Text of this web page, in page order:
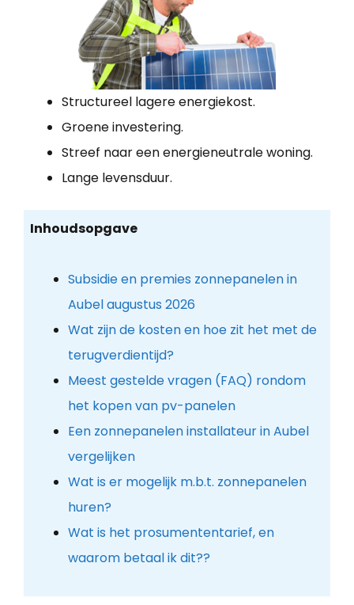
Structureel lagere energiekost.
Groene investering.
Streef naar een energieneutrale woning.
Lange levensduur.
Inhoudsopgave
Subsidie en premies zonnepanelen in
Aubel augustus 2026
Wat zijn de kosten en hoe zit het met de
terugverdientijd?
Meest gestelde vragen (FAQ) rondom
het kopen van pv-panelen
Een zonnepanelen installateur in Aubel
vergelijken
Wat is er mogelijk m.b.t. zonnepanelen
huren?
Wat is het prosumententarief, en
waarom betaal ik dit??